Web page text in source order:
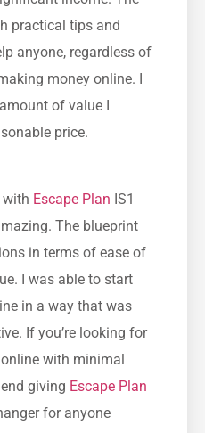
practical tips and
anyone, regardless of
money online. I
of value I
price.
with Escape Plan IS1
The blueprint
in terms of ease of
I was able to start
in a way that was
If you’re looking for
with minimal
giving Escape Plan
for anyone